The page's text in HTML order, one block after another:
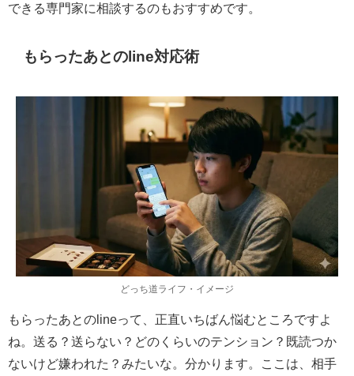
できる専門家に相談するのもおすすめです。
もらったあとのline対応術
どっち道ライフ・イメージ
もらったあとのlineって、正直いちばん悩むところですよ
ね。送る？送らない？どのくらいのテンション？既読つか
ないけど嫌われた？みたいな。分かります。ここは、相手